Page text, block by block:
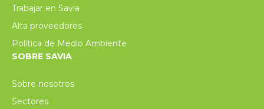
Trabajar en Savia
Alta proveedores
Política de Medio Ambiente
SOBRE SAVIA
Sobre nosotros
Sectores